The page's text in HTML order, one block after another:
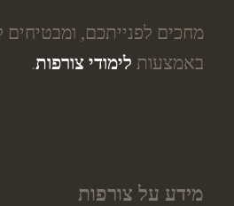
מחכים לפנייתכם,
באמצעות לימודי צורפות.
מידע על צורפות